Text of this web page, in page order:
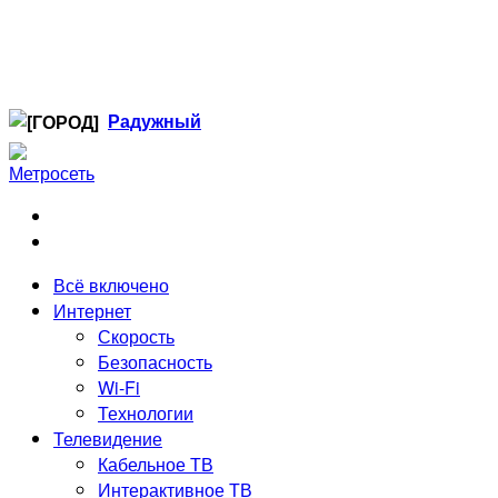
Радужный
Лангепас
Радужный
Сургут
Стрежевой
Тюмень
Всё включено
Интернет
Скорость
Безопасность
Wi-Fi
Технологии
Телевидение
Кабельное ТВ
Интерактивное ТВ